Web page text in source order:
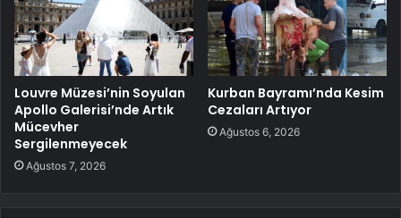
Louvre Müzesi’nin Soyulan
Apollo Galerisi’nde Artık
Mücevher
Sergilenmeyecek
Ağustos 7, 2026
Kurban Bayramı’nda Kesim
Cezaları Artıyor
Ağustos 6, 2026